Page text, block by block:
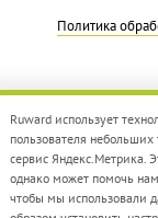
Политика
Дизайн –Red
Создание
Ruward использует
пользователя
сервис Яндекс.Метрика.
однако может помочь
чтобы мы использовали